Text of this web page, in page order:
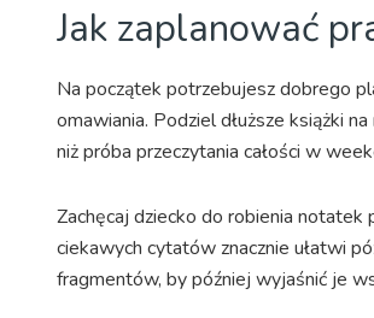
Jak zaplanować
Na początek potrzebujesz dobrego
omawiania. Podziel dłuższe książki
niż próba przeczytania całości w
Zachęcaj dziecko do robienia
ciekawych cytatów znacznie ułatwi
fragmentów, by później wyjaśnić je